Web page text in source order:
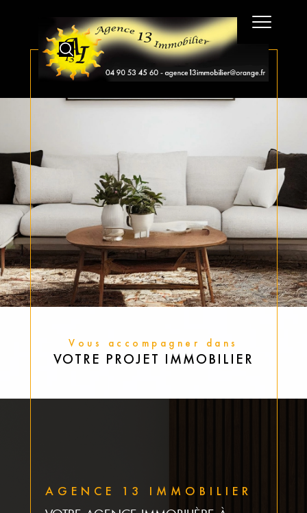
Vous accompagner dans
VOTRE PROJET IMMOBILIER
AGENCE 13 IMMOBILIER